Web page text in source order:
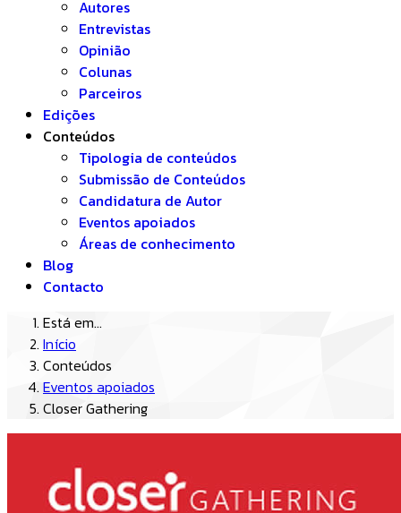
Autores
Entrevistas
Opinião
Colunas
Parceiros
Edições
Conteúdos
Tipologia de conteúdos
Submissão de Conteúdos
Candidatura de Autor
Eventos apoiados
Áreas de conhecimento
Blog
Contacto
Está em...
Início
Conteúdos
Eventos apoiados
Closer Gathering